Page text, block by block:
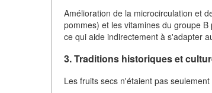
Amélioration de la microcirculation et
pommes) et les vitamines du groupe
ce qui aide indirectement à s'adapter
3. Traditions historiques et
Les fruits secs n'étaient pas